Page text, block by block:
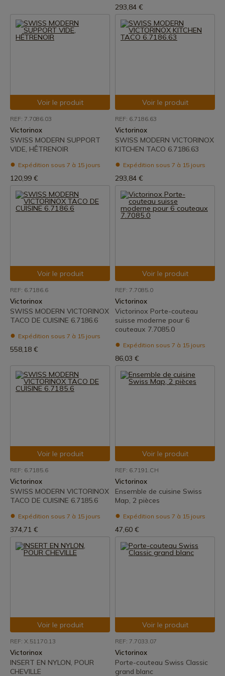
293,84 €
Voir le produit
REF: 7.7086.03
Victorinox
SWISS MODERN SUPPORT
VIDE, HÊTRENOIR
Expédition sous 7 à 15 jours
120,99 €
Voir le produit
REF: 6.7186.63
Victorinox
SWISS MODERN VICTORINOX
KITCHEN TACO 6.7186.63
Expédition sous 7 à 15 jours
293,84 €
Voir le produit
REF: 6.7186.6
Victorinox
SWISS MODERN VICTORINOX
TACO DE CUISINE 6.7186.6
Expédition sous 7 à 15 jours
558,18 €
Voir le produit
REF: 7.7085.0
Victorinox
Victorinox Porte-couteau
suisse moderne pour 6
couteaux 7.7085.0
Expédition sous 7 à 15 jours
86,03 €
Voir le produit
REF: 6.7185.6
Victorinox
SWISS MODERN VICTORINOX
TACO DE CUISINE 6.7185.6
Expédition sous 7 à 15 jours
374,71 €
Voir le produit
REF: 6.7191.CH
Victorinox
Ensemble de cuisine Swiss
Map, 2 pièces
Expédition sous 7 à 15 jours
47,60 €
Voir le produit
REF: X.51170.13
Victorinox
INSERT EN NYLON, POUR
CHEVILLE
Voir le produit
REF: 7.7033.07
Victorinox
Porte-couteau Swiss Classic
grand blanc